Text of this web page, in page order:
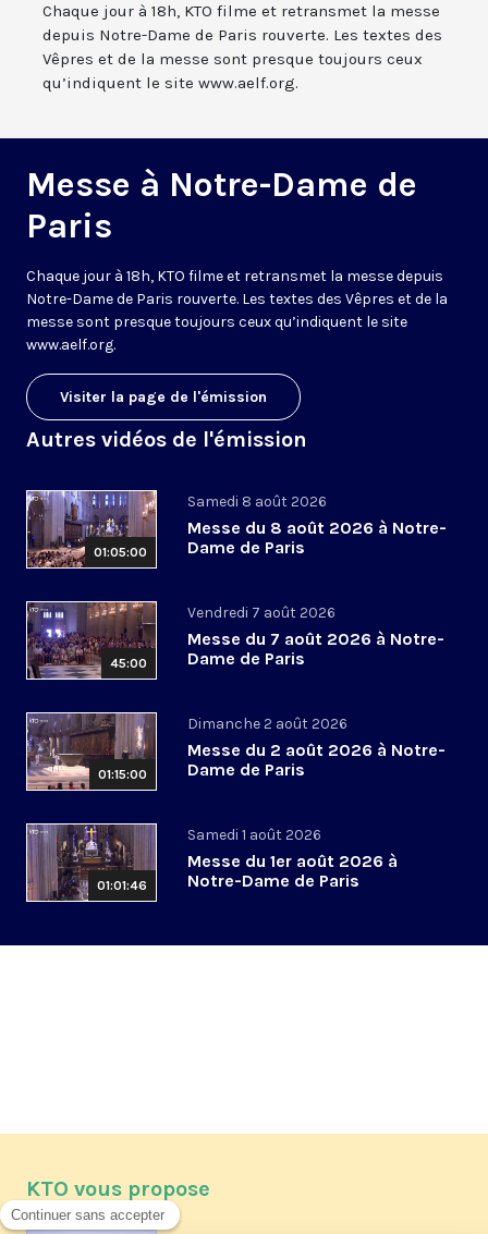
Chaque jour à 18h, KTO filme et retransmet la messe
depuis Notre-Dame de Paris rouverte. Les textes des
Vêpres et de la messe sont presque toujours ceux
qu’indiquent le site www.aelf.org.
Messe à Notre-Dame de
Paris
Chaque jour à 18h, KTO filme et retransmet la messe depuis
Notre-Dame de Paris rouverte. Les textes des Vêpres et de la
messe sont presque toujours ceux qu’indiquent le site
www.aelf.org.
Visiter la page de l'émission
Autres vidéos de l'émission
01:05:00
Samedi 8 août 2026
Messe du 8 août 2026 à Notre-
Dame de Paris
45:00
Vendredi 7 août 2026
Messe du 7 août 2026 à Notre-
Dame de Paris
01:15:00
Dimanche 2 août 2026
Messe du 2 août 2026 à Notre-
Dame de Paris
01:01:46
Samedi 1 août 2026
Messe du 1er août 2026 à
Notre-Dame de Paris
KTO vous propose